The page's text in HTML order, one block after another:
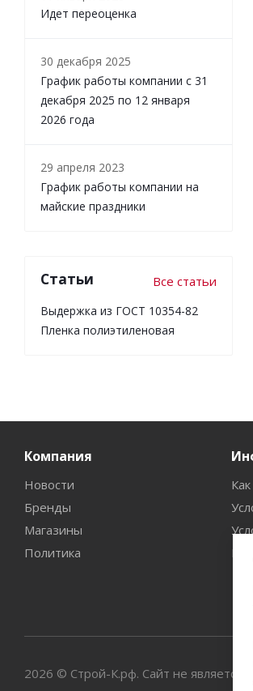
Идет переоценка
30 декабря 2025
График работы компании с 31
декабря 2025 по 12 января
2026 года
29 апреля 2023
График работы компании на
майские праздники
Статьи Все статьи
Выдержка из ГОСТ 10354-82
Пленка полиэтиленовая
Компания
Новости
Бренды
Магазины
Политика
2026 © Строй-К.рф. Сайт не является